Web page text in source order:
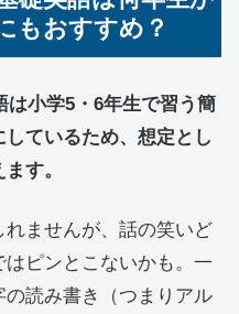
もおすすめ？
は小学5・6年生で習う簡
ているため、想定とし
す。
ませんが、話の笑いど
ピンとこないかも。一
読み書き（つまりアル